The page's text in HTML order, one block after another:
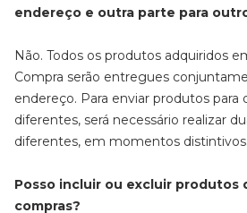
endereço e outra parte para
Não. Todos os produtos adquiridos
Compra serão entregues
endereço. Para enviar produtos para
diferentes, será necessário realizar
diferentes, em momentos distintivos.
Posso incluir ou excluir produtos
compras?